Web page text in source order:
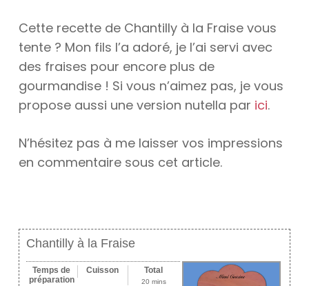
Cette recette de Chantilly à la Fraise vous
tente ? Mon fils l’a adoré, je l’ai servi avec
des fraises pour encore plus de
gourmandise ! Si vous n’aimez pas, je vous
propose aussi une version nutella par ici.
N’hésitez pas à me laisser vos impressions
en commentaire sous cet article.
Chantilly à la Fraise
Temps de
préparation
Cuisson Total
20 mins